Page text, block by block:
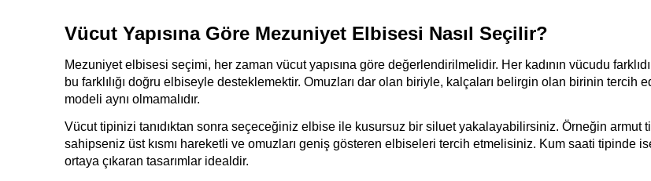
Vücut Yapısına Göre Mezuniyet Elbisesi Nasıl Seçilir?
Mezuniyet elbisesi seçimi, her zaman vücut yapısına göre değerlendirilmelidir. Her kadının vücudu
bu farklılığı doğru elbiseyle desteklemektir. Omuzları dar olan biriyle, kalçaları belirgin olan birinin tercih
modeli aynı olmamalıdır.
Vücut tipinizi tanıdıktan sonra seçeceğiniz elbise ile kusursuz bir siluet yakalayabilirsiniz. Örneğin armut
sahipseniz üst kısmı hareketli ve omuzları geniş gösteren elbiseleri tercih etmelisiniz. Kum saati tipinde
ortaya çıkaran tasarımlar idealdir.